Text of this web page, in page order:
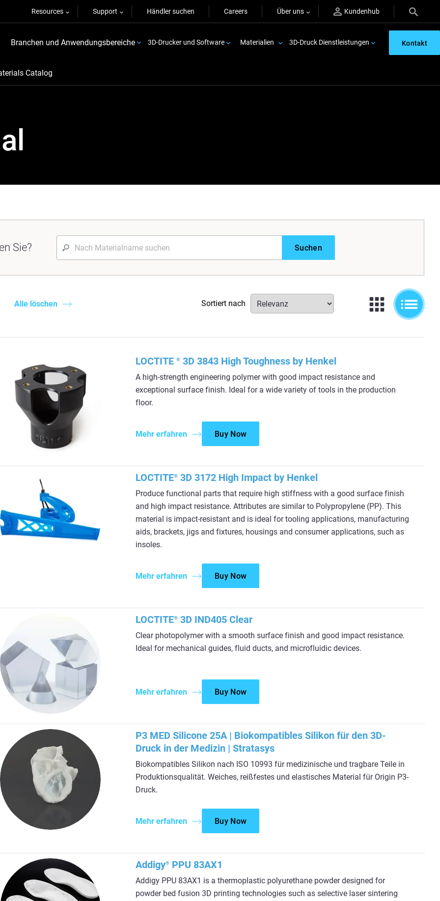
Resources Support Händler suchen Careers Über uns Kundenhub
Branchen und Anwendungsbereiche 3D-Drucker und Software Materialien 3D-Druck Dienstleistungen Kontakt
Catalog
Sie? Suchen
Alle löschen Sortiert nach
LOCTITE ® 3D 3843 High Toughness by Henkel
A high-strength engineering polymer with good impact resistance and
exceptional surface finish. Ideal for a wide variety of tools in the production
floor.
Mehr erfahren Buy Now
LOCTITE® 3D 3172 High Impact by Henkel
Produce functional parts that require high stiffness with a good surface finish
and high impact resistance. Attributes are similar to Polypropylene (PP). This
material is impact-resistant and is ideal for tooling applications, manufacturing
aids, brackets, jigs and fixtures, housings and consumer applications, such as
insoles.
Mehr erfahren Buy Now
LOCTITE® 3D IND405 Clear
Clear photopolymer with a smooth surface finish and good impact resistance.
Ideal for mechanical guides, fluid ducts, and microfluidic devices.
Mehr erfahren Buy Now
P3 MED Silicone 25A | Biokompatibles Silikon für den 3D-
Druck in der Medizin | Stratasys
Biokompatibles Silikon nach ISO 10993 für medizinische und tragbare Teile in
Produktionsqualität. Weiches, reißfestes und elastisches Material für Origin P3-
Druck.
Mehr erfahren Buy Now
Addigy® PPU 83AX1
Addigy PPU 83AX1 is a thermoplastic polyurethane powder designed for
powder bed fusion 3D printing technologies such as selective laser sintering